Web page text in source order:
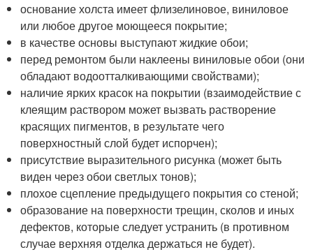
основание холста имеет флизелиновое, виниловое
или любое другое моющееся покрытие;
в качестве основы выступают жидкие обои;
перед ремонтом были наклеены виниловые обои (они
обладают водоотталкивающими свойствами);
наличие ярких красок на покрытии (взаимодействие с
клеящим раствором может вызвать растворение
красящих пигментов, в результате чего
поверхностный слой будет испорчен);
присутствие выразительного рисунка (может быть
виден через обои светлых тонов);
плохое сцепление предыдущего покрытия со стеной;
образование на поверхности трещин, сколов и иных
дефектов, которые следует устранить (в противном
случае верхняя отделка держаться не будет).